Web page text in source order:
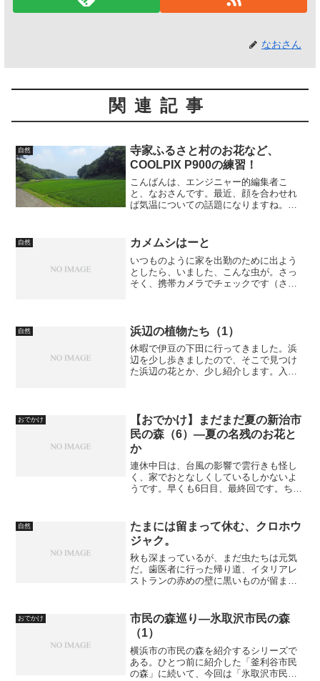
なおさん
関連記事
自然
寺家ふるさと村のお花など、
COOLPIX P900の練習！
こんばんは、エンジニャー的編集者こ
と、なおさんです。最近、顔を合わせれ
ば気温についての話題になりますね。こ
けど、年取って肌が弱くなってきたせい
か、日に焼けたところが痒く...
自然 カメムシはーと
いつものように家を出勤のために出よう
としたら、いました、こんな虫が。さっ
そく、携帯カメラでチェックです（さす
シは、...
自然 浜辺の植物たち（1）
休暇で伊豆の下田に行ってきました。浜
辺を少し歩きましたので、そこで見つけ
た浜辺の花とか、少し紹介します。入田
おでかけ
【おでかけ】まだまだ夏の新治市
民の森（6）—夏の名残のお花と
か
連休中日は、台風の影響で雲行きも怪し
く、家でおとなしくしているしかないよ
うです。早くも6日目、最終回です。ちっ
じさせる花ということで、紹介します。
何が秋を感じさせて、何...
自然
たまには留まって休む、クロホウ
ジャク。
秋も深まっているが、まだ虫たちは元気
だ。歯医者に行った帰り道、イタリアレ
ストランの赤めの壁に黒いものが留まっ
おでかけ
市民の森巡り―氷取沢市民の森
（1）
横浜市の市民の森を紹介するシリーズで
ある。ひとつ前に紹介した「釜利谷市民
の森」に続いて、今回は「氷取沢市民の